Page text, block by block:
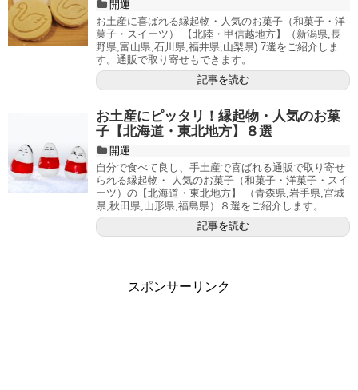
開運
お土産に喜ばれる縁起物・人気のお菓子（和菓子・洋
菓子・スイーツ） 【北陸・甲信越地方】（新潟県,長
野県,富山県,石川県,福井県,山梨県) 7選をご紹介しま
す。通販で取り寄せもできます。
記事を読む
お土産にピッタリ！縁起物・人気のお菓
子【北海道・東北地方】８選
開運
自分で食べて良し、手土産で喜ばれる通販で取り寄せ
られる縁起物・ 人気のお菓子（和菓子・洋菓子・スイ
ーツ）の【北海道・東北地方】 （青森県,岩手県,宮城
県,秋田県,山形県,福島県）８選をご紹介します。
記事を読む
スポンサーリンク